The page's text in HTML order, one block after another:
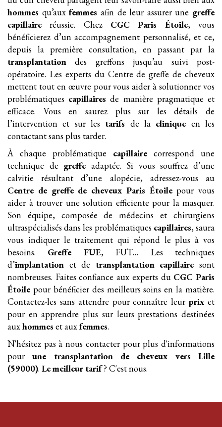
hommes qu’auxfemmes afin de leur assurer une greffe
capillaire réussie. Chez CGC Paris Étoile, vous
bénéficierez d’un accompagnement personnalisé, et ce,
depuis la première consultation, en passant par la
transplantation des greffons jusqu’au suivi post-
opératoire. Les experts du Centre de greffe de cheveux
mettent tout en œuvre pour vous aider à solutionner vos
problématiques capillaires de manière pragmatique et
efficace. Vous en saurez plus sur les détails de
l’intervention et sur les tarifs de la clinique en les
contactant sans plus tarder.
À chaque problématique capillaire correspond une
technique de greffe adaptée. Si vous souffrez d’une
calvitie résultant d’une alopécie, adressez-vous au
Centre de greffe de cheveux Paris Étoilepour vous
aider à trouver une solution efficiente pour la masquer.
Son équipe, composée de médecins et chirurgiens
ultraspécialisés dans les problématiques capillaires, saura
vous indiquer le traitement qui répond le plus à vos
besoins. Greffe FUE, FUT… Les techniques
d’implantation et de transplantation capillaire sont
nombreuses. Faites confiance aux experts du CGC Paris
Étoile pour bénéficier des meilleurs soins en la matière.
Contactez-les sans attendre pour connaître leurprix et
pour en apprendre plus sur leurs prestations destinées
auxhommes et auxfemmes.
N'hésitez pas à nous contacter pour plus d'informations
pourune transplantation de cheveux
vers Lille
(59000). Le meilleur tarif? C'est nous.